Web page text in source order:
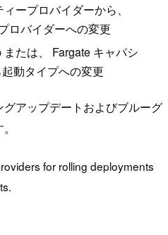
ープロバイダーから、
ロバイダーへの変更
たは、 Fargate キャパシ
動タイプへの変更
アップデートおよびブルーグ
for rolling deployments